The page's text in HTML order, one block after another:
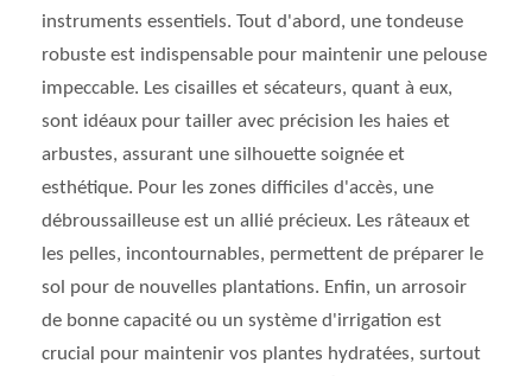
instruments essentiels. Tout d'abord, une tondeuse
robuste est indispensable pour maintenir une pelouse
impeccable. Les cisailles et sécateurs, quant à eux,
sont idéaux pour tailler avec précision les haies et
arbustes, assurant une silhouette soignée et
esthétique. Pour les zones difficiles d'accès, une
débroussailleuse est un allié précieux. Les râteaux et
les pelles, incontournables, permettent de préparer le
sol pour de nouvelles plantations. Enfin, un arrosoir
de bonne capacité ou un système d'irrigation est
crucial pour maintenir vos plantes hydratées, surtout